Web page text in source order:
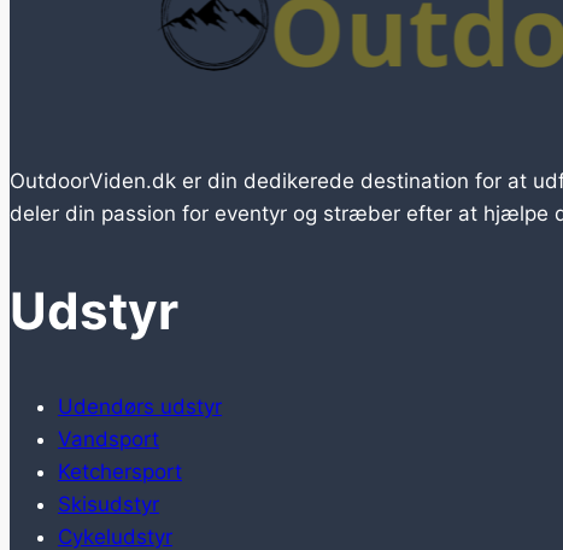
OutdoorViden.dk er din dedikerede destination for at
deler din passion for eventyr og stræber efter at hjælpe
Udstyr
Udendørs udstyr
Vandsport
Ketchersport
Skisudstyr
Cykeludstyr